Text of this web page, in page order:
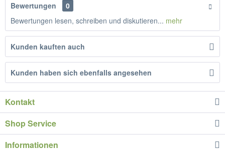
Bewertungen
0
Bewertungen lesen, schreiben und diskutieren... mehr
Kunden kauften auch
Kunden haben sich ebenfalls angesehen
Kontakt
Shop Service
Informationen